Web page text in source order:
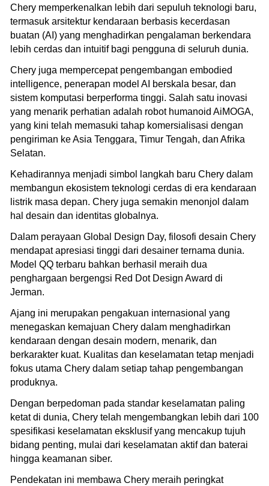
Chery memperkenalkan lebih dari sepuluh teknologi baru,
termasuk arsitektur kendaraan berbasis kecerdasan
buatan (AI) yang menghadirkan pengalaman berkendara
lebih cerdas dan intuitif bagi pengguna di seluruh dunia.
Chery juga mempercepat pengembangan embodied
intelligence, penerapan model AI berskala besar, dan
sistem komputasi berperforma tinggi. Salah satu inovasi
yang menarik perhatian adalah robot humanoid AiMOGA,
yang kini telah memasuki tahap komersialisasi dengan
pengiriman ke Asia Tenggara, Timur Tengah, dan Afrika
Selatan.
Kehadirannya menjadi simbol langkah baru Chery dalam
membangun ekosistem teknologi cerdas di era kendaraan
listrik masa depan. Chery juga semakin menonjol dalam
hal desain dan identitas globalnya.
Dalam perayaan Global Design Day, filosofi desain Chery
mendapat apresiasi tinggi dari desainer ternama dunia.
Model QQ terbaru bahkan berhasil meraih dua
penghargaan bergengsi Red Dot Design Award di
Jerman.
Ajang ini merupakan pengakuan internasional yang
menegaskan kemajuan Chery dalam menghadirkan
kendaraan dengan desain modern, menarik, dan
berkarakter kuat. Kualitas dan keselamatan tetap menjadi
fokus utama Chery dalam setiap tahap pengembangan
produknya.
Dengan berpedoman pada standar keselamatan paling
ketat di dunia, Chery telah mengembangkan lebih dari 100
spesifikasi keselamatan eksklusif yang mencakup tujuh
bidang penting, mulai dari keselamatan aktif dan baterai
hingga keamanan siber.
Pendekatan ini membawa Chery meraih peringkat